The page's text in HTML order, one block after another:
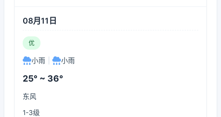
08月11日
优
小雨 小雨
25° ~ 36°
东风
1-3级